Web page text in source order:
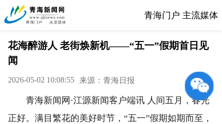
青海门户 主流媒体
花海醉游人 老街焕新机——“五一”假期首日见
闻
2026-05-02 10:08:55 来源：青海日报
青海新闻网·江源新闻客户端讯 人间五月，春光
正好。满目繁花的美好时节，“五一”假期如期而至，